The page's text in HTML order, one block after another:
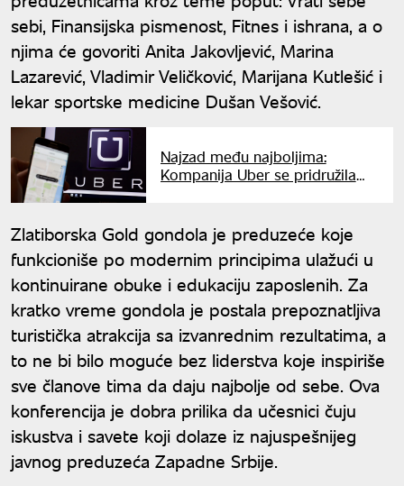
sebi, Finansijska pismenost, Fitnes i ishrana, a o
njima će govoriti Anita Jakovljević, Marina
Lazarević, Vladimir Veličković, Marijana Kutlešić i
lekar sportske medicine Dušan Vešović.
Najzad među najboljima:
Kompanija Uber se pridružila
Zlatiborska Gold gondola je preduzeće koje
funkcioniše po modernim principima ulažući u
kontinuirane obuke i edukaciju zaposlenih. Za
kratko vreme gondola je postala prepoznatljiva
turistička atrakcija sa izvanrednim rezultatima, a
to ne bi bilo moguće bez liderstva koje inspiriše
sve članove tima da daju najbolje od sebe. Ova
konferencija je dobra prilika da učesnici čuju
iskustva i savete koji dolaze iz najuspešnijeg
javnog preduzeća Zapadne Srbije.